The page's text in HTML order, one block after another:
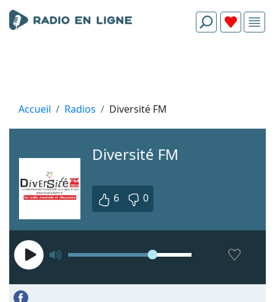
Accueil Radios Diversité FM
Diversité FM
6 0